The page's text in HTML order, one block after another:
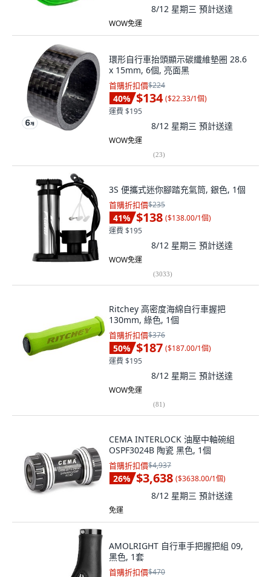
8/12 星期三 預計送達
WOW免運
環形自行車抬頭顯示碳纖維墊圈 28.6
x 15mm, 6個, 亮面黑
首購折扣價$224
40% $134 ($22.33/1個)
運費 $195
8/12 星期三 預計送達
WOW免運
(23)
3S 便攜式迷你腳踏充氣筒, 銀色, 1個
首購折扣價$235
41% $138 ($138.00/1個)
運費 $195
8/12 星期三 預計送達
WOW免運
(3033)
Ritchey 高密度海綿自行車握把
130mm, 綠色, 1個
首購折扣價$376
50% $187 ($187.00/1個)
運費 $195
8/12 星期三 預計送達
WOW免運
(81)
CEMA INTERLOCK 油壓中軸碗組
OSPF3024B 陶瓷 黑色, 1個
首購折扣價$4,937
26% $3,638 ($3638.00/1個)
8/12 星期三 預計送達
免運
AMOLRIGHT 自行車手把握把組 09,
黑色, 1套
首購折扣價$470